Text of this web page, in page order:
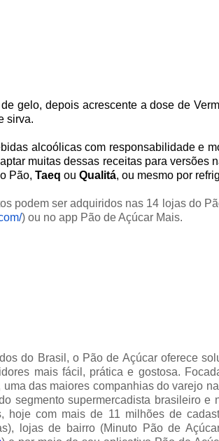
gelo, depois acrescente a dose de
sirva.
alcoólicas com responsabilidade e
muitas dessas receitas para versões
Pão, Taeq ou Qualitá, ou mesmo por
podem ser adquiridos nas 14 lojas do
) ou no app Pão de Açúcar Mais.
do Brasil, o Pão de Açúcar oferece
mais fácil, prática e gostosa.
das maiores companhias do varejo
segmento supermercadista brasileiro e
hoje com mais de 11 milhões de
lojas de bairro (Minuto Pão de